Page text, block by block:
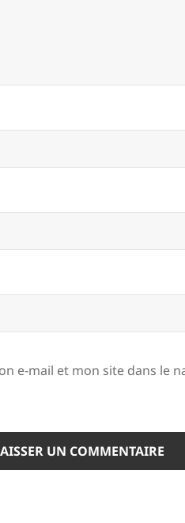
e-mail et mon site dans le